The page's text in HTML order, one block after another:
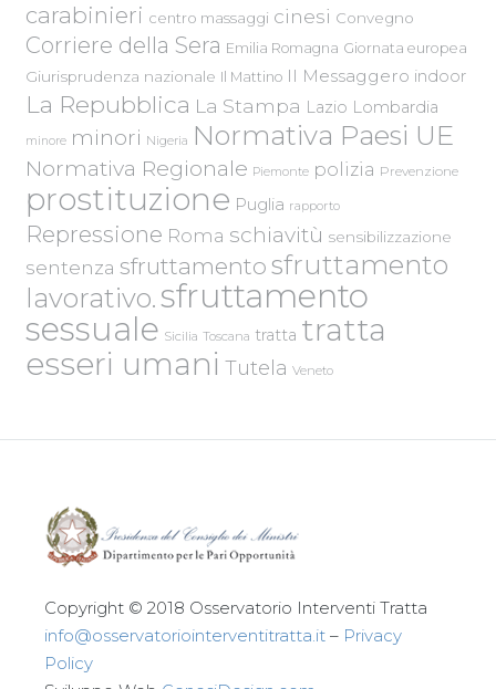
carabinieri centro massaggi cinesi Convegno
Corriere della Sera Emilia Romagna Giornata europea
Giurisprudenza nazionale Il Mattino Il Messaggero indoor
La Repubblica La Stampa Lazio Lombardia
minore minori Nigeria Normativa Paesi UE
Normativa Regionale Piemonte polizia Prevenzione
prostituzione Puglia rapporto
Repressione Roma schiavitù sensibilizzazione
sentenza sfruttamento sfruttamento
lavorativo.sfruttamento
sessuale Sicilia Toscana tratta tratta
esseri umani Tutela Veneto
Copyright © 2018 Osservatorio Interventi Tratta
info@osservatoriointerventitratta.it – Privacy
Policy